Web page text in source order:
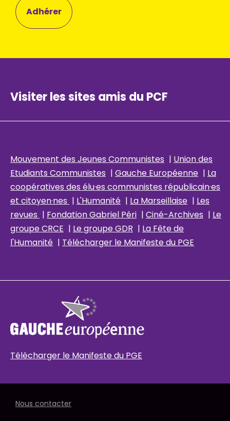
Adhérer
Visiter les sites amis du PCF
Mouvement des Jeunes Communistes | Union des
Etudiants Communistes | Gauche Européenne | La
coopératives des élu·es communistes républicain·es
et citoyen·nes | L'Humanité | La Marseillaise | Les
revues | Fondation Gabriel Péri | Ciné-Archives | Le
groupe CRCE | Le groupe GDR | La Fête de
l'Humanité | Télécharger le Manifeste du PGE
Télécharger le Manifeste du PGE
Nous contacter